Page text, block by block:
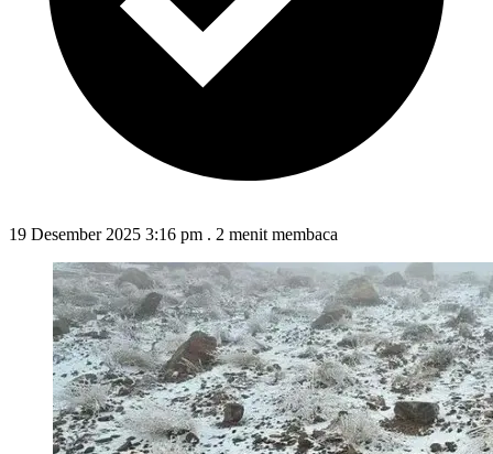
19 Desember 2025 3:16 pm . 2 menit membaca